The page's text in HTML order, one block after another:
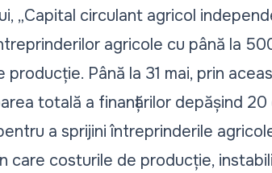
„Capital circulant agricol
agricole cu până la
Până la 31 mai, prin
totală a finanțărilor depășind 20
a sprijini întreprinderile
care costurile de producție,